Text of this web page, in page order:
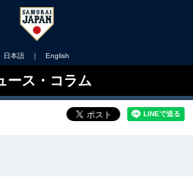
日本語 ｜ English
ース・コラム